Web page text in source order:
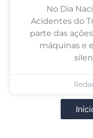
No Dia
Acidentes do
parte das
máquinas e